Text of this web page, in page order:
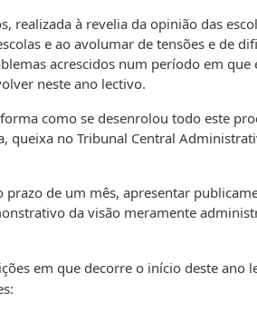
realizada à revelia da opinião das
e ao avolumar de tensões e de
acrescidos num período em que
neste ano lectivo.
como se desenrolou todo este
queixa no Tribunal Central
prazo de um mês, apresentar
da visão meramente
em que decorre o início deste ano